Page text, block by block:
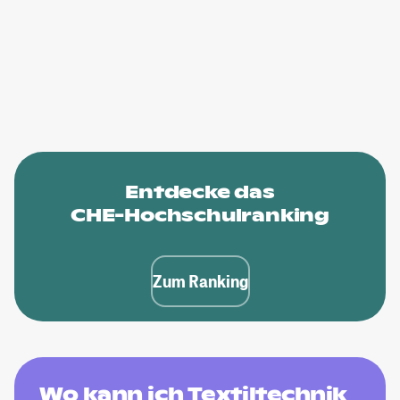
Entdecke das
CHE-Hochschulranking
Zum Ranking
Wo kann ich Textiltechnik